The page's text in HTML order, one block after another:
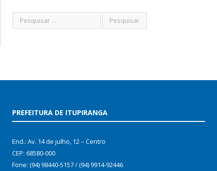
PREFEITURA DE ITUPIRANGA
End.: Av. 14 de julho, 12 – Centro
CEP: 68580-000
Fone: (94) 98440-5157 / (94) 9914-92446